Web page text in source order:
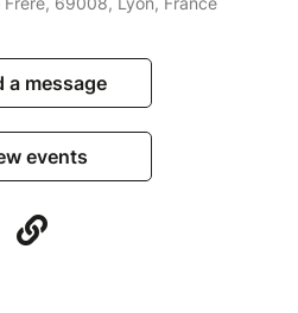
a message
events